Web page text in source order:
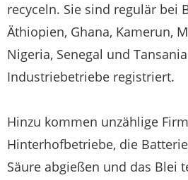
recyceln. Sie sind regulär bei
Äthiopien, Ghana, Kamerun,
Nigeria, Senegal und
Industriebetriebe registriert.
Hinzu kommen unzählige
Hinterhofbetriebe, die
Säure abgießen und das Blei